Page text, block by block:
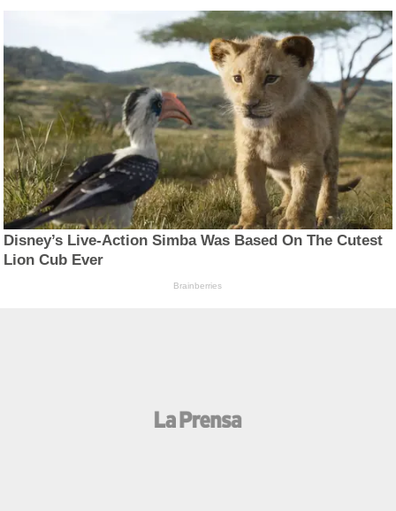
Disney’s Live-Action Simba Was Based On The Cutest
Lion Cub Ever
Brainberries